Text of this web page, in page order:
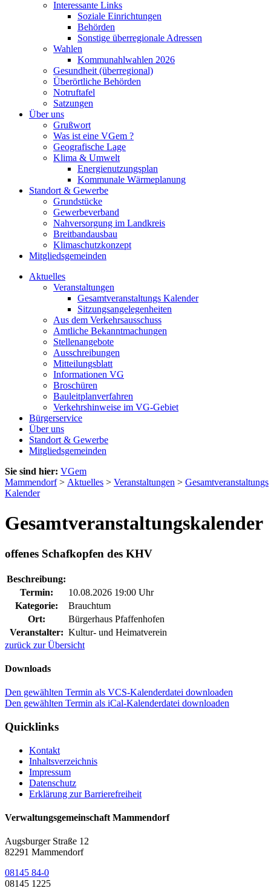
Interessante Links
Soziale Einrichtungen
Behörden
Sonstige überregionale Adressen
Wahlen
Kommunahlwahlen 2026
Gesundheit (überregional)
Überörtliche Behörden
Notruftafel
Satzungen
Über uns
Grußwort
Was ist eine VGem ?
Geografische Lage
Klima & Umwelt
Energienutzungsplan
Kommunale Wärmeplanung
Standort & Gewerbe
Grundstücke
Gewerbeverband
Nahversorgung im Landkreis
Breitbandausbau
Klimaschutzkonzept
Mitgliedsgemeinden
Aktuelles
Veranstaltungen
Gesamtveranstaltungs Kalender
Sitzungsangelegenheiten
Aus dem Verkehrsausschuss
Amtliche Bekanntmachungen
Stellenangebote
Ausschreibungen
Mitteilungsblatt
Informationen VG
Broschüren
Bauleitplanverfahren
Verkehrshinweise im VG-Gebiet
Bürgerservice
Über uns
Standort & Gewerbe
Mitgliedsgemeinden
Sie sind hier: VGem
Mammendorf> Aktuelles > Veranstaltungen > Gesamtveranstaltungs
Kalender
Gesamtveranstaltungskalender
offenes Schafkopfen des KHV
Beschreibung:
Termin:
10.08.2026 19:00 Uhr
Kategorie:
Brauchtum
Ort:
Bürgerhaus Pfaffenhofen
Veranstalter: Kultur- und Heimatverein
zurück zur Übersicht
Downloads
Den gewählten Termin als VCS-Kalenderdatei downloaden
Den gewählten Termin als iCal-Kalenderdatei downloaden
Quicklinks
Kontakt
Inhaltsverzeichnis
Impressum
Datenschutz
Erklärung zur Barrierefreiheit
Verwaltungsgemeinschaft Mammendorf
Augsburger Straße 12
82291 Mammendorf
08145 84-0
08145 1225